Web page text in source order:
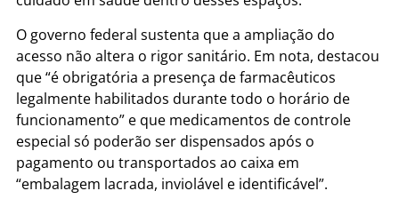
O governo federal sustenta que a ampliação do
acesso não altera o rigor sanitário. Em nota, destacou
que “é obrigatória a presença de farmacêuticos
legalmente habilitados durante todo o horário de
funcionamento” e que medicamentos de controle
especial só poderão ser dispensados após o
pagamento ou transportados ao caixa em
“embalagem lacrada, inviolável e identificável”.